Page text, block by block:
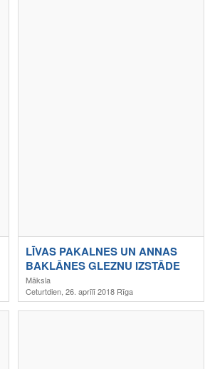
LĪVAS PAKALNES UN ANNAS
BAKLĀNES GLEZNU IZSTĀDE
“DRAUDZENES”
Māksla
Ceturtdien, 26. aprīlī 2018 Rīga